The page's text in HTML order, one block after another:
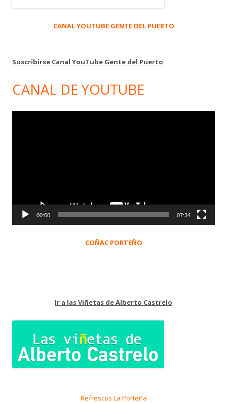
CANAL YOUTUBE GENTE DEL PUERTO
Suscribirse Canal YouTube Gente del Puerto
CANAL DE YOUTUBE
00:00 07:34
COÑAC PORTEÑO
Ir a las Viñetas de Alberto Castrelo
Refrescos La Porteña